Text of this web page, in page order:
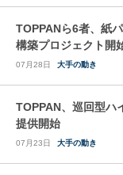
TOPPANら6者、紙
構築プロジェクト開
07月28日 大手の動き
TOPPAN、巡回型ハ
提供開始
07月23日 大手の動き